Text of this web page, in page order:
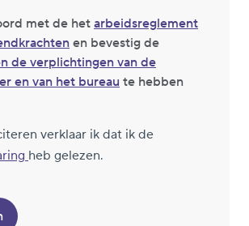
met de hetarbeidsreglement
en bevestig de
de verplichtingen van de
en van het bureau te hebben
verklaar ik dat ik de
heb gelezen.